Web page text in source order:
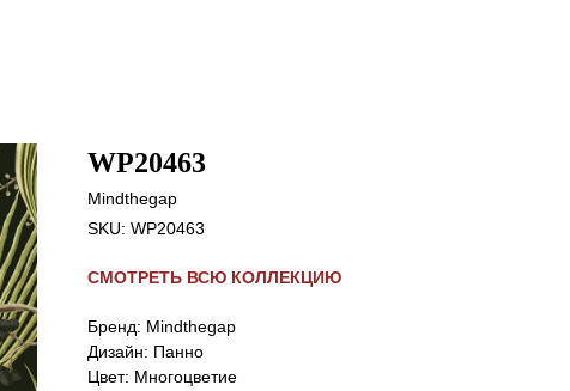
WP20463
Mindthegap
SKU: WP20463
СМОТРЕТЬ ВСЮ КОЛЛЕКЦИЮ
Бренд: Mindthegap
Дизайн: Панно
Цвет: Многоцветие